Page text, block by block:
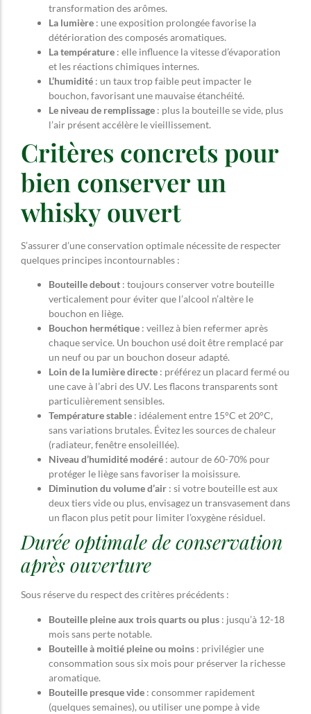
transformation des arômes.
La lumière : une exposition prolongée favorise la
détérioration des composés aromatiques.
La température : elle influence la vitesse d’évaporation
et les réactions chimiques internes.
L’humidité : un taux trop faible peut impacter le
bouchon, favorisant une mauvaise étanchéité.
Le niveau de remplissage : plus la bouteille se vide, plus
l’air présent accélère le vieillissement.
Critères concrets pour
bien conserver un
whisky ouvert
S’assurer d’une conservation optimale nécessite de respecter
quelques principes incontournables :
Bouteille debout : toujours conserver votre bouteille
verticalement pour éviter que l’alcool n’altère le
bouchon en liège.
Bouchon hermétique : veillez à bien refermer après
chaque service. Un bouchon usé doit être remplacé par
un neuf ou par un bouchon doseur adapté.
Loin de la lumière directe : préférez un placard fermé ou
une cave à l’abri des UV. Les flacons transparents sont
particulièrement sensibles.
Température stable : idéalement entre 15°C et 20°C,
sans variations brutales. Évitez les sources de chaleur
(radiateur, fenêtre ensoleillée).
Niveau d’humidité modéré : autour de 60-70% pour
protéger le liège sans favoriser la moisissure.
Diminution du volume d’air : si votre bouteille est aux
deux tiers vide ou plus, envisagez un transvasement dans
un flacon plus petit pour limiter l’oxygène résiduel.
Durée optimale de conservation
après ouverture
Sous réserve du respect des critères précédents :
Bouteille pleine aux trois quarts ou plus : jusqu’à 12-18
mois sans perte notable.
Bouteille à moitié pleine ou moins : privilégier une
consommation sous six mois pour préserver la richesse
aromatique.
Bouteille presque vide : consommer rapidement
(quelques semaines), ou utiliser une pompe à vide